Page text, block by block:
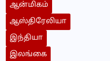
ஆன்மிகம்
ஆஸ்திரேலியா
இந்தியா
இலங்கை